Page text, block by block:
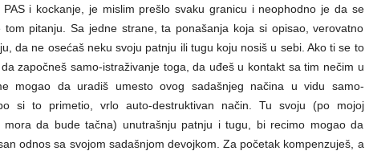
PAS i kockanje, je mislim prešlo svaku granicu i neophodno je da se
pitanju. Sa jedne strane, ta ponašanja koja si opisao, verovatno
da ne osećaš neku svoju patnju ili tugu koju nosiš u sebi. Ako ti se to
započneš samo-istraživanje toga, da uđeš u kontakt sa tim nečim u
mogao da uradiš umesto ovog sadašnjeg načina u vidu samo-
si to primetio, vrlo auto-destruktivan način. Tu svoju (po mojoj
mora da bude tačna) unutrašnju patnju i tugu, bi recimo mogao da
odnos sa svojom sadašnjom devojkom. Za početak kompenzuješ, a